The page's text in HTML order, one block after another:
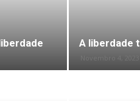
A liberdade